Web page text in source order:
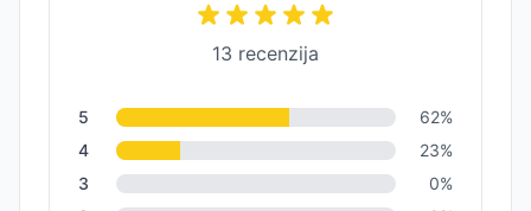
13 recenzija
5 62%
4
23%
3
0%